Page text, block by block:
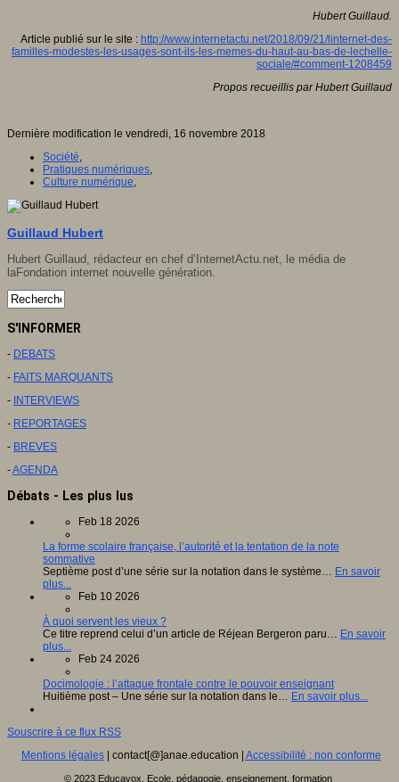
Hubert Guillaud.
Article publié sur le site : http://www.internetactu.net/2018/09/21/linternet-des-
familles-modestes-les-usages-sont-ils-les-memes-du-haut-au-bas-de-lechelle-
sociale/#comment-1208459
Propos recueillis par Hubert Guillaud
Dernière modification le vendredi, 16 novembre 2018
Société,
Pratiques numériques,
Culture numérique,
Guillaud Hubert
Hubert Guillaud, rédacteur en chef d’ InternetActu.net, le média de
laFondation internet nouvelle génération.
S'INFORMER
- DEBATS
- FAITS MARQUANTS
- INTERVIEWS
- REPORTAGES
- BREVES
-AGENDA
Débats - Les plus lus
Feb 18 2026
La forme scolaire française, l’autorité et la tentation de la note
sommative
Septième post d’une série sur la notation dans le système… En savoir
plus...
Feb 10 2026
À quoi servent les vieux ?
Ce titre reprend celui d’un article de Réjean Bergeron paru… En savoir
plus...
Feb 24 2026
Docimologie : l’attaque frontale contre le pouvoir enseignant
Huitième post – Une série sur la notation dans le… En savoir plus...
Souscrire à ce flux RSS
Mentions légales| contact[@]anae.education | Accessibilité : non conforme
© 2023 Educavox, Ecole, pédagogie, enseignement, formation